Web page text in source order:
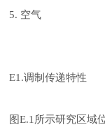
5. 空气
E1.调制传递特性
图E.1 所示研究区域